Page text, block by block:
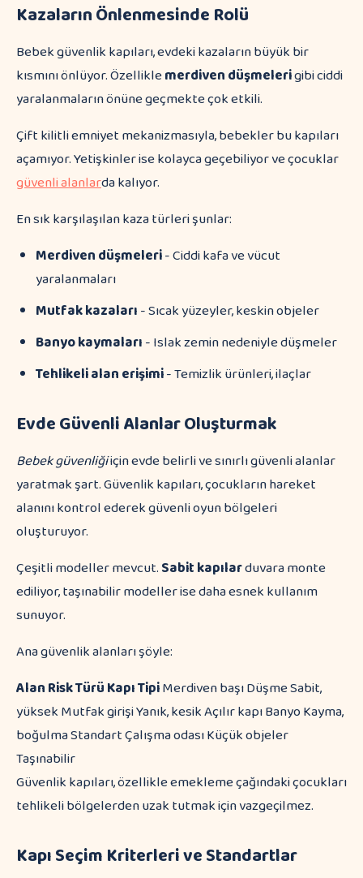
Kazaların Önlenmesinde Rolü
Bebek güvenlik kapıları, evdeki kazaların büyük bir
kısmını önlüyor. Özelliklemerdiven düşmelerigibi ciddi
yaralanmaların önüne geçmekte çok etkili.
Çift kilitli emniyet mekanizmasıyla, bebekler bu kapıları
açamıyor. Yetişkinler ise kolayca geçebiliyor ve çocuklar
güvenli alanlarda kalıyor.
En sık karşılaşılan kaza türleri şunlar:
Merdiven düşmeleri- Ciddi kafa ve vücut
yaralanmaları
Mutfak kazaları- Sıcak yüzeyler, keskin objeler
Banyo kaymaları- Islak zemin nedeniyle düşmeler
Tehlikeli alan erişimi- Temizlik ürünleri, ilaçlar
Evde Güvenli Alanlar Oluşturmak
Bebek güvenliğiiçin evde belirli ve sınırlı güvenli alanlar
yaratmak şart. Güvenlik kapıları, çocukların hareket
alanını kontrol ederek güvenli oyun bölgeleri
oluşturuyor.
Çeşitli modeller mevcut.Sabit kapılarduvara monte
ediliyor, taşınabilir modeller ise daha esnek kullanım
sunuyor.
Ana güvenlik alanları şöyle:
AlanRisk TürüKapı TipiMerdiven başı Düşme Sabit,
yüksek Mutfak girişi Yanık, kesik Açılır kapı Banyo Kayma,
boğulma Standart Çalışma odası Küçük objeler
Taşınabilir
Güvenlik kapıları, özellikle emekleme çağındaki çocukları
tehlikeli bölgelerden uzak tutmak için vazgeçilmez.
Kapı Seçim Kriterleri ve Standartlar